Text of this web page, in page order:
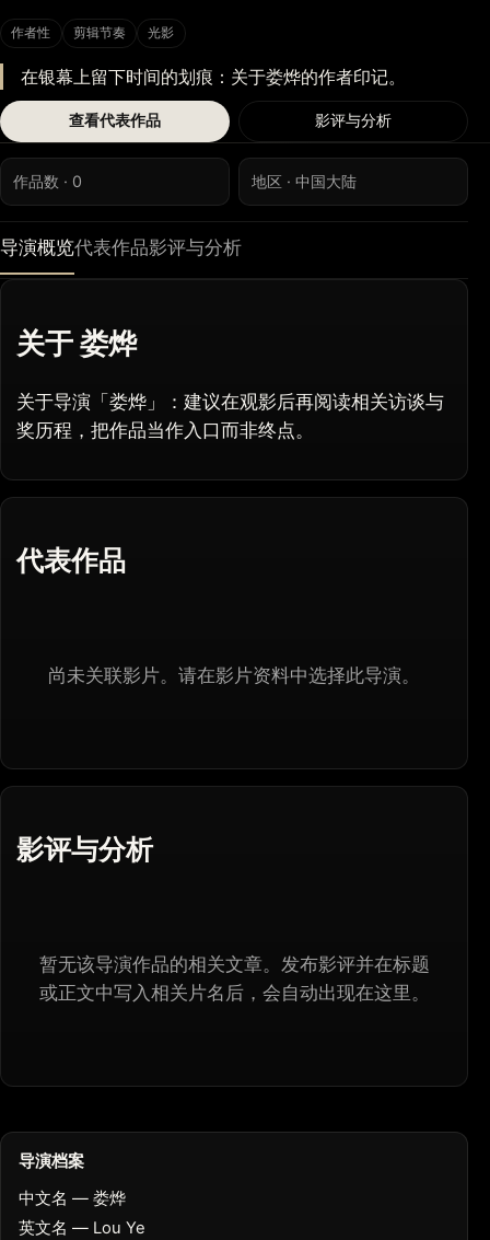
作者性 剪辑节奏 光影
在银幕上留下时间的划痕：关于娄烨的作者印记。
查看代表作品 影评与分析
作品数 · 0 地区 · 中国大陆
导演概览代表作品影评与分析
关于 娄烨
关于导演「娄烨」：建议在观影后再阅读相关访谈与
奖历程，把作品当作入口而非终点。
代表作品
尚未关联影片。请在影片资料中选择此导演。
影评与分析
暂无该导演作品的相关文章。发布影评并在标题
或正文中写入相关片名后，会自动出现在这里。
导演档案
中文名 — 娄烨
英文名 — Lou Ye